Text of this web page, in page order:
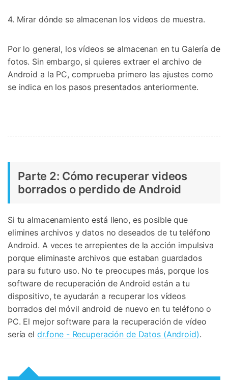
4. Mirar dónde se almacenan los videos de muestra.
Por lo general, los vídeos se almacenan en tu Galería de
fotos. Sin embargo, si quieres extraer el archivo de
Android a la PC, comprueba primero las ajustes como
se indica en los pasos presentados anteriormente.
Parte 2: Cómo recuperar videos
borrados o perdido de Android
Si tu almacenamiento está lleno, es posible que
elimines archivos y datos no deseados de tu teléfono
Android. A veces te arrepientes de la acción impulsiva
porque eliminaste archivos que estaban guardados
para su futuro uso. No te preocupes más, porque los
software de recuperación de Android están a tu
dispositivo, te ayudarán a recuperar los vídeos
borrados del móvil android de nuevo en tu teléfono o
PC. El mejor software para la recuperación de vídeo
sería el dr.fone - Recuperación de Datos (Android).